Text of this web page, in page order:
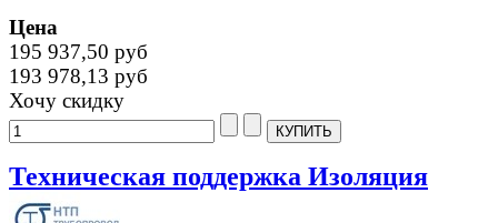
Цена
195 937,50 руб
193 978,13 руб
Хочу скидку
Техническая поддержка Изоляция